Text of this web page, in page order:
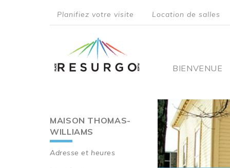
menu
Planifiez votre visite Location de salles
Main
BIENVENUE
Main
navigation
MAISON THOMAS-
WILLIAMS
Adresse et heures